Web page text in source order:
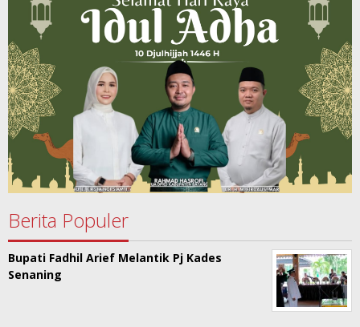
Berita Populer
Bupati Fadhil Arief Melantik Pj Kades
Senaning